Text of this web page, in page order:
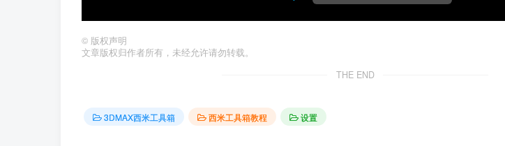
© 版权声明
文章版权归作者所有，未经允许请勿转载。
THE END
3DMAX西米工具箱 西米工具箱教程 设置